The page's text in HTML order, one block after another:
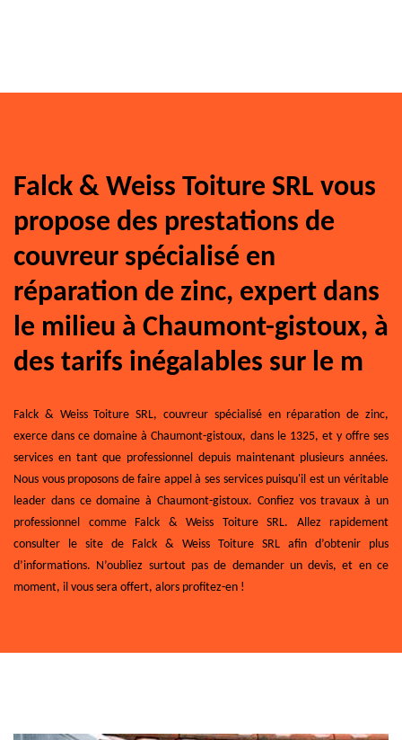
Falck & Weiss Toiture SRL vous
propose des prestations de
couvreur spécialisé en
réparation de zinc, expert dans
le milieu à Chaumont-gistoux, à
des tarifs inégalables sur le m
Falck & Weiss Toiture SRL, couvreur spécialisé en réparation de zinc,
exerce dans ce domaine à Chaumont-gistoux, dans le 1325, et y offre ses
services en tant que professionnel depuis maintenant plusieurs années.
Nous vous proposons de faire appel à ses services puisqu'il est un véritable
leader dans ce domaine à Chaumont-gistoux. Confiez vos travaux à un
professionnel comme Falck & Weiss Toiture SRL. Allez rapidement
consulter le site de Falck & Weiss Toiture SRL afin d’obtenir plus
d’informations. N’oubliez surtout pas de demander un devis, et en ce
moment, il vous sera offert, alors profitez-en !